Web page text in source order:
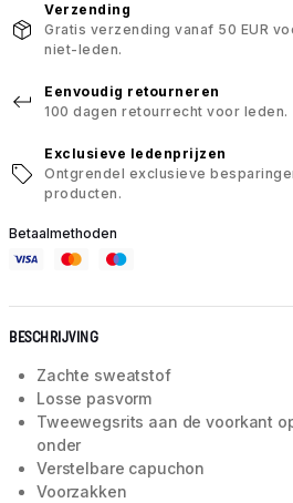
Verzending
Gratis verzending vanaf 50 EUR
niet-leden.
Eenvoudig retourneren
100 dagen retourrecht voor leden.
Exclusieve ledenprijzen
Ontgrendel exclusieve
producten.
Betaalmethoden
BESCHRIJVING
Zachte sweatstof
Losse pasvorm
Tweewegsrits aan de voorkant
onder
Verstelbare capuchon
Voorzakken